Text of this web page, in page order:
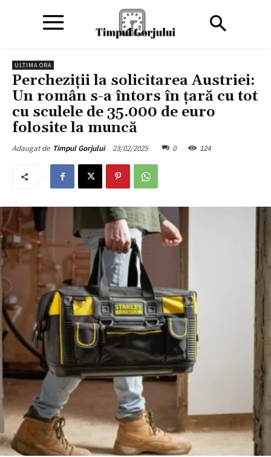
ULTIMA ORA
Percheziții la solicitarea Austriei:
Un român s-a întors în țară cu tot
cu sculele de 35.000 de euro
folosite la muncă
Adaugat de Timpul Gorjului 23/02/2025 0 124